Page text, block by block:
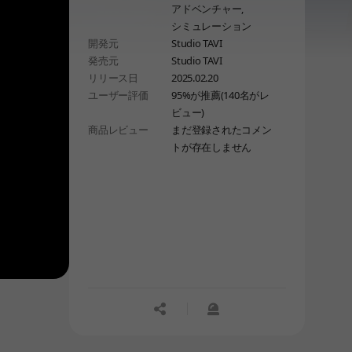
アドベンチャー,
シミュレーション
開発元
Studio TAVI
発売元
Studio TAVI
リリース日
2025.02.20
ユーザー評価
95%が推薦(140名がレ
ビュー)
商品レビュー
まだ登録されたコメン
トが存在しません
공유하기신고하기